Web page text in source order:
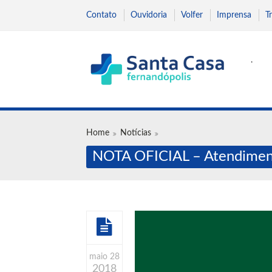
Contato Ouvidoria Volfer Imprensa
.
Home Notícias
NOTA OFICIAL –
maio 28
2018